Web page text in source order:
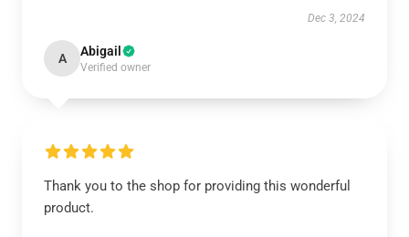
Dec 3, 2024
A Abigail
Verified owner
Thank you to the shop for providing this wonderful
product.